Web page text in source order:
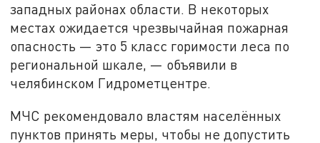
западных районах области. В некоторых
местах ожидается чрезвычайная пожарная
опасность — это 5 класс горимости леса по
региональной шкале, — объявили в
челябинском Гидрометцентре.
МЧС рекомендовало властям населённых
пунктов принять меры, чтобы не допустить